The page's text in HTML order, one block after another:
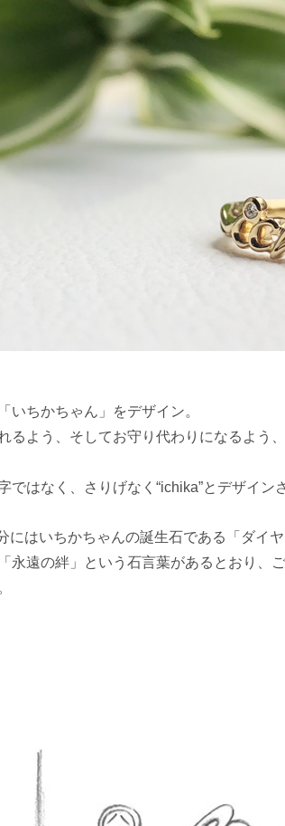
いちかちゃん」をデザイン。
るよう、そしてお守り代わりになるよう
ではなく、さりげなく“ichika”とデザイン
にはいちかちゃんの誕生石である「ダイ
永遠の絆」という石言葉があるとおり、